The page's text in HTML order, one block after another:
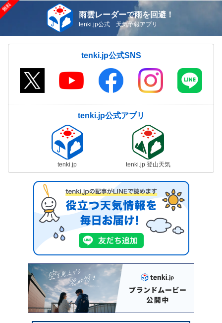
雨雲レーダーで雨を回避！
tenki.jp公式 天気予報アプリ
tenki.jp公式SNS
tenki.jp公式アプリ
tenki.jp tenki.jp 登山天気